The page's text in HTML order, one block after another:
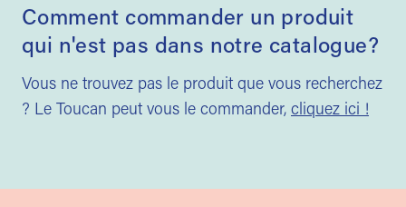
Comment commander un produit
qui n'est pas dans notre catalogue?
Vous ne trouvez pas le produit que vous recherchez
? Le Toucan peut vous le commander, cliquez ici !